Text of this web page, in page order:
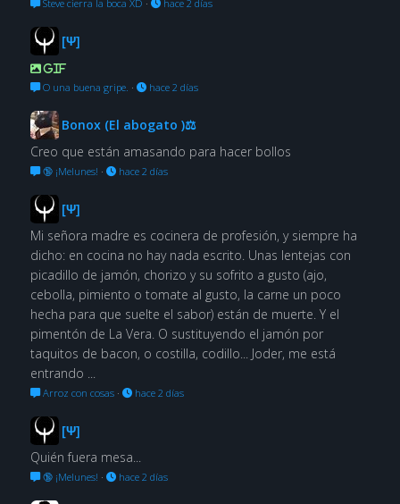
Steve cierra la boca XD · hace 2 días
[Ψ]
GIF
O una buena gripe. · hace 2 días
Bonox (El abogato )⚖
Creo que están amasando para hacer bollos
🔞 ¡Melunes! · hace 2 días
[Ψ]
Mi señora madre es cocinera de profesión, y siempre ha
dicho: en cocina no hay nada escrito. Unas lentejas con
picadillo de jamón, chorizo y su sofrito a gusto (ajo,
cebolla, pimiento o tomate al gusto, la carne un poco
hecha para que suelte el sabor) están de muerte. Y el
pimentón de La Vera. O sustituyendo el jamón por
taquitos de bacon, o costilla, codillo... Joder, me está
entrando ...
Arroz con cosas· hace 2 días
[Ψ]
Quién fuera mesa...
🔞 ¡Melunes! · hace 2 días